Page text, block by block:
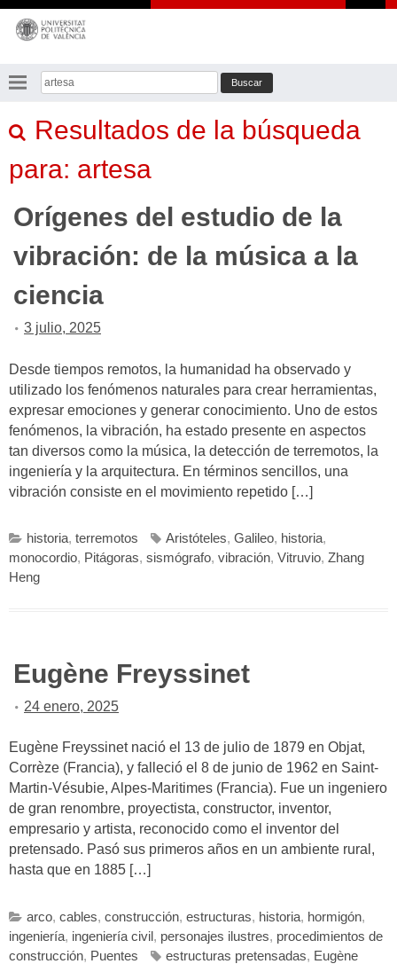
Saltar
contenido
Buscar:
Resultados de la búsqueda
para: artesa
Orígenes del estudio de la
vibración: de la música a la
ciencia
3 julio, 2025
Desde tiempos remotos, la humanidad ha observado y
utilizado los fenómenos naturales para crear herramientas,
expresar emociones y generar conocimiento. Uno de estos
fenómenos, la vibración, ha estado presente en aspectos
tan diversos como la música, la detección de terremotos, la
ingeniería y la arquitectura. En términos sencillos, una
vibración consiste en el movimiento repetido […]
historia, terremotos Aristóteles, Galileo, historia,
monocordio, Pitágoras, sismógrafo, vibración, Vitruvio, Zhang
Heng
Eugène Freyssinet
24 enero, 2025
Eugène Freyssinet nació el 13 de julio de 1879 en Objat,
Corrèze (Francia), y falleció el 8 de junio de 1962 en Saint-
Martin-Vésubie, Alpes-Maritimes (Francia). Fue un ingeniero
de gran renombre, proyectista, constructor, inventor,
empresario y artista, reconocido como el inventor del
pretensado. Pasó sus primeros años en un ambiente rural,
hasta que en 1885 […]
arco, cables, construcción, estructuras, historia, hormigón,
ingeniería, ingeniería civil , personajes ilustres, procedimientos de
construcción, Puentes estructuras pretensadas, Eugène